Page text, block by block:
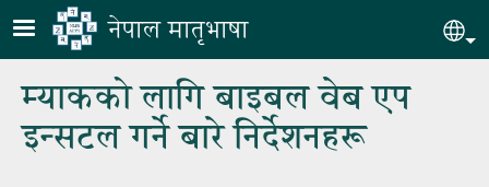
Skip to main contentनेपाल मातृभाषा
म्याकको लागि बाइबल वेब एप
इन्सटल गर्ने बारे निर्देशनहरू